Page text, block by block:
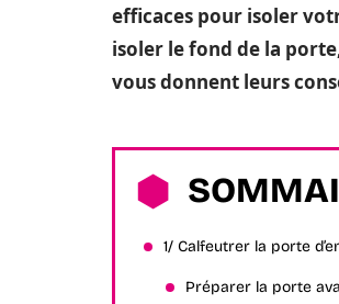
efficaces pour isoler
isoler le fond de la
vous donnent leurs
1/ Calfeutrer la porte
Préparer la porte